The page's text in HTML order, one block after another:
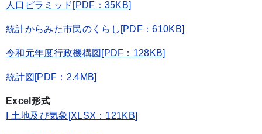
人口ピラミッド[PDF：35KB]
統計からみた市民のくらし[PDF：610KB]
令和元年度行政機構図[PDF：128KB]
統計図[PDF：2.4MB]
Excel形式
I 土地及び気象[XLSX：121KB]